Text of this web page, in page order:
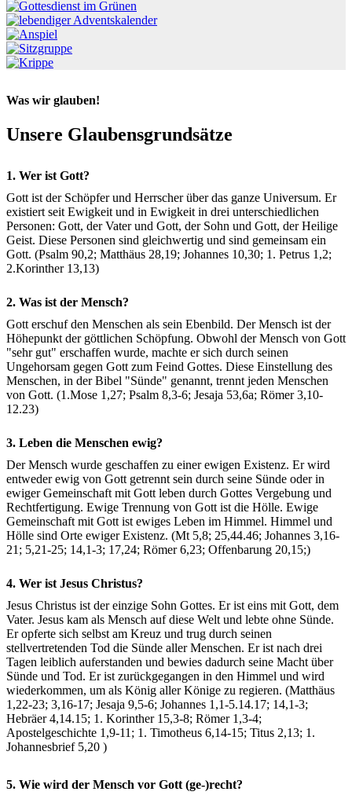
Was wir glauben!
Unsere Glaubensgrundsätze
1. Wer ist Gott?
Gott ist der Schöpfer und Herrscher über das ganze Universum. Er
existiert seit Ewigkeit und in Ewigkeit in drei unterschiedlichen
Personen: Gott, der Vater und Gott, der Sohn und Gott, der Heilige
Geist. Diese Personen sind gleichwertig und sind gemeinsam ein
Gott. (Psalm 90,2; Matthäus 28,19; Johannes 10,30; 1. Petrus 1,2;
2.Korinther 13,13)
2. Was ist der Mensch?
Gott erschuf den Menschen als sein Ebenbild. Der Mensch ist der
Höhepunkt der göttlichen Schöpfung. Obwohl der Mensch von Gott
"sehr gut" erschaffen wurde, machte er sich durch seinen
Ungehorsam gegen Gott zum Feind Gottes. Diese Einstellung des
Menschen, in der Bibel "Sünde" genannt, trennt jeden Menschen
von Gott. (1.Mose 1,27; Psalm 8,3-6; Jesaja 53,6a; Römer 3,10-
12.23)
3. Leben die Menschen ewig?
Der Mensch wurde geschaffen zu einer ewigen Existenz. Er wird
entweder ewig von Gott getrennt sein durch seine Sünde oder in
ewiger Gemeinschaft mit Gott leben durch Gottes Vergebung und
Rechtfertigung. Ewige Trennung von Gott ist die Hölle. Ewige
Gemeinschaft mit Gott ist ewiges Leben im Himmel. Himmel und
Hölle sind Orte ewiger Existenz. (Mt 5,8; 25,44.46; Johannes 3,16-
21; 5,21-25; 14,1-3; 17,24; Römer 6,23; Offenbarung 20,15;)
4. Wer ist Jesus Christus?
Jesus Christus ist der einzige Sohn Gottes. Er ist eins mit Gott, dem
Vater. Jesus kam als Mensch auf diese Welt und lebte ohne Sünde.
Er opferte sich selbst am Kreuz und trug durch seinen
stellvertretenden Tod die Sünde aller Menschen. Er ist nach drei
Tagen leiblich auferstanden und bewies dadurch seine Macht über
Sünde und Tod. Er ist zurückgegangen in den Himmel und wird
wiederkommen, um als König aller Könige zu regieren. (Matthäus
1,22-23; 3,16-17; Jesaja 9,5-6; Johannes 1,1-5.14.17; 14,1-3;
Hebräer 4,14.15; 1. Korinther 15,3-8; Römer 1,3-4;
Apostelgeschichte 1,9-11; 1. Timotheus 6,14-15; Titus 2,13; 1.
Johannesbrief 5,20 )
5. Wie wird der Mensch vor Gott (ge-)recht?